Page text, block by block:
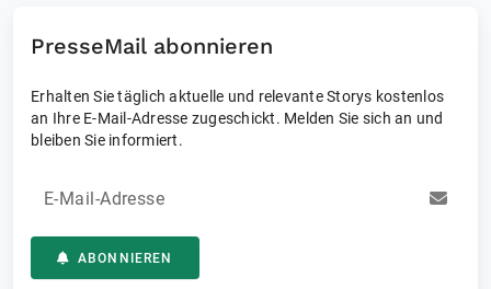
Weitere Informationen finden Sie unter:
PresseMail abonnieren
Erhalten Sie täglich aktuelle und relevante Storys kostenlos
an Ihre E-Mail-Adresse zugeschickt. Melden Sie sich an und
bleiben Sie informiert.
E-Mail-Adresse
ABONNIEREN